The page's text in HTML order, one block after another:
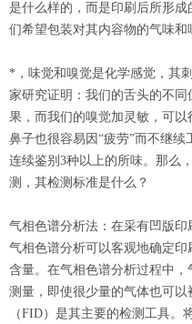
是什么样的，而是印刷后所形
们希望包装对其内容物的气味和
*，味觉和嗅觉是化学感觉，其
家研究证明：我们的舌头的不
果，而我们的嗅觉加灵敏，可
鼻子也很容易因“疲劳”而不继
连续鉴别3种以上的所味。那么
测，其检测标准是什么？
气相色谱分析法：在采有凹版
气相色谱分析可以客观地确定
含量。在气相色谱分析过程中
测量，即使很少量的气体也可
（FID）是其主要的检测工具。